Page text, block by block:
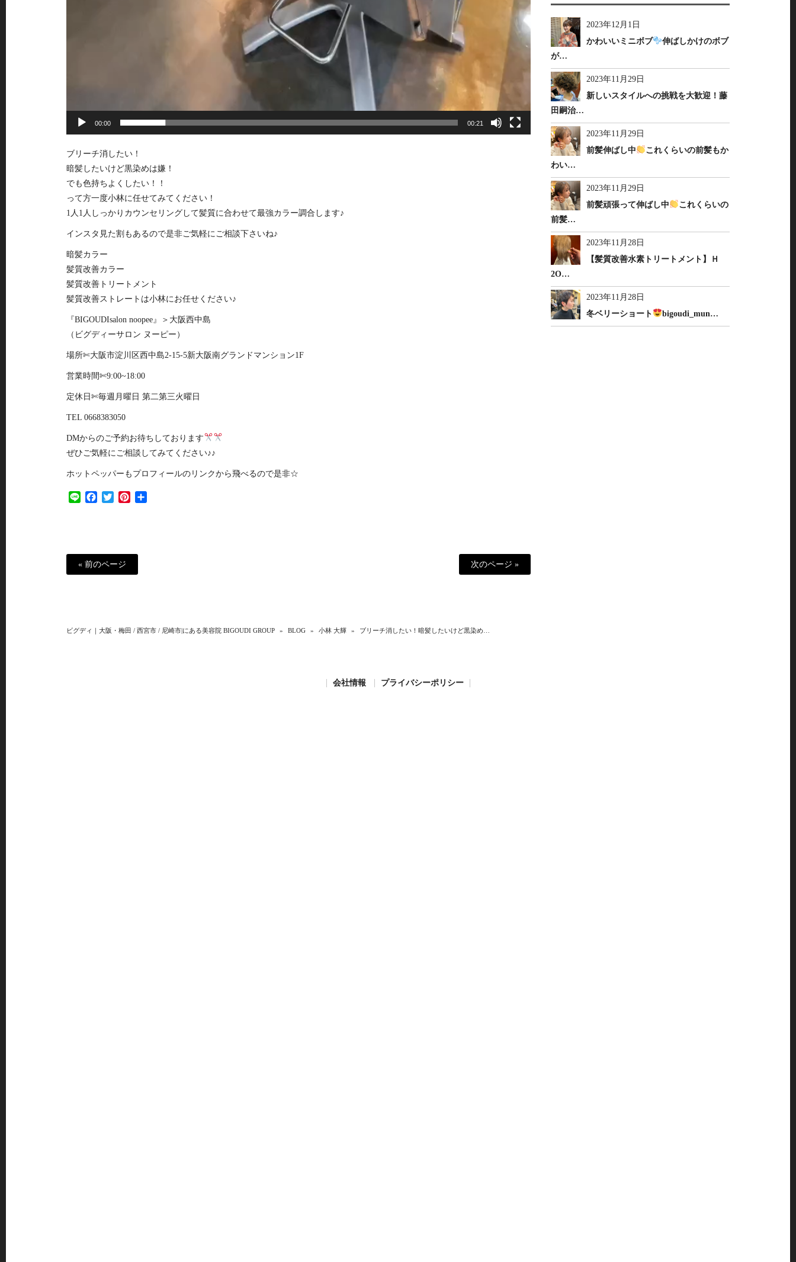
00:00 00:21
ブリーチ消したい！
暗髪したいけど黒染めは嫌！
でも色持ちよくしたい！！
って方一度小林に任せてみてください！
1人1人しっかりカウンセリングして髪質に合わせて最強カラー調合します♪
インスタ見た割もあるので是非ご気軽にご相談下さいね♪
暗髪カラー
髪質改善カラー
髪質改善トリートメント
髪質改善ストレートは小林にお任せください♪
『BIGOUDIsalon noopee』＞大阪西中島
（ビグディーサロン ヌーピー）
場所✄大阪市淀川区西中島2-15-5新大阪南グランドマンション1F
営業時間✄9:00~18:00
定休日✄毎週月曜日 第二第三火曜日
TEL 0668383050
DMからのご予約お待ちしております
ぜひご気軽にご相談してみてください♪♪
ホットペッパーもプロフィールのリンクから飛べるので是非☆
Line FacebookTwitterPinterest
« 前のページ 次のページ »
2023年12月1日
かわいいミニボブ
伸ばしかけのボブ
が…
2023年11月29日
新しいスタイルへの挑戦を大歓迎！藤
田嗣治…
2023年11月29日
前髪伸ばし中
これくらいの前髪もか
わい…
2023年11月29日
前髪頑張って伸ばし中
これくらいの
前髪…
2023年11月28日
【髪質改善水素トリートメント】Ｈ
2O…
2023年11月28日
冬ベリーショート
bigoudi_mun…
ビグディ｜大阪・梅田 / 西宮市 / 尼崎市|にある美容院 BIGOUDI GROUP » BLOG » 小林 大輝 » ブリーチ消したい！暗髪したいけど黒染め…
会社情報 プライバシーポリシー